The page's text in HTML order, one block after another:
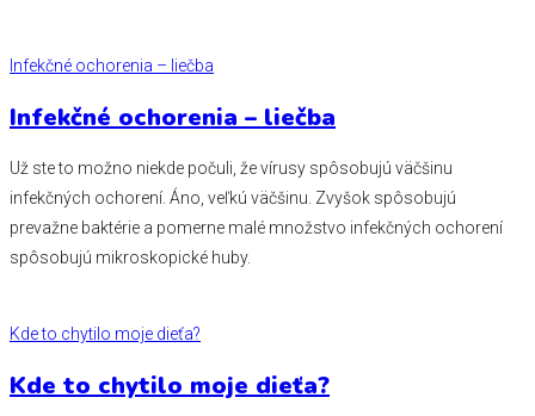
Infekčné ochorenia – liečba
Infekčné ochorenia – liečba
Už ste to možno niekde počuli, že vírusy spôsobujú väčšinu
infekčných ochorení. Áno, veľkú väčšinu. Zvyšok spôsobujú
prevažne baktérie a pomerne malé množstvo infekčných ochorení
spôsobujú mikroskopické huby.
Kde to chytilo moje dieťa?
Kde to chytilo moje dieťa?